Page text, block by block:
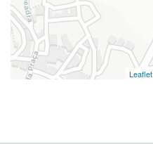
Leaflet